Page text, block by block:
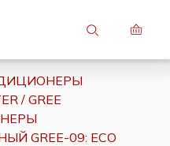
GREE
GREE-09: ECO